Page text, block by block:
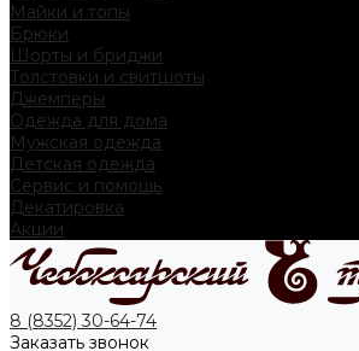
Майки и топы
Брюки
Шорты и бриджи
Толстовки и свитшоты
Джемперы
Одежда для дома
Мужская одежда
Детская одежда
Сервис и помощь
Декатировка
Акции
8 (8352) 30-64-74
Заказать звонок